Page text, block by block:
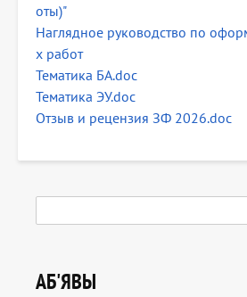
оты)"
Наглядное руководство по
х работ
Тематика БА.doc
Тематика ЭУ.doc
Отзыв и рецензия ЗФ 2026.doc
АБ'ЯВЫ